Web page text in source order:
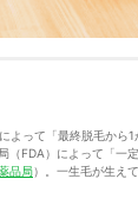
って「最終脱毛から1
（FDA）によって「一
品局）。一生毛が生え